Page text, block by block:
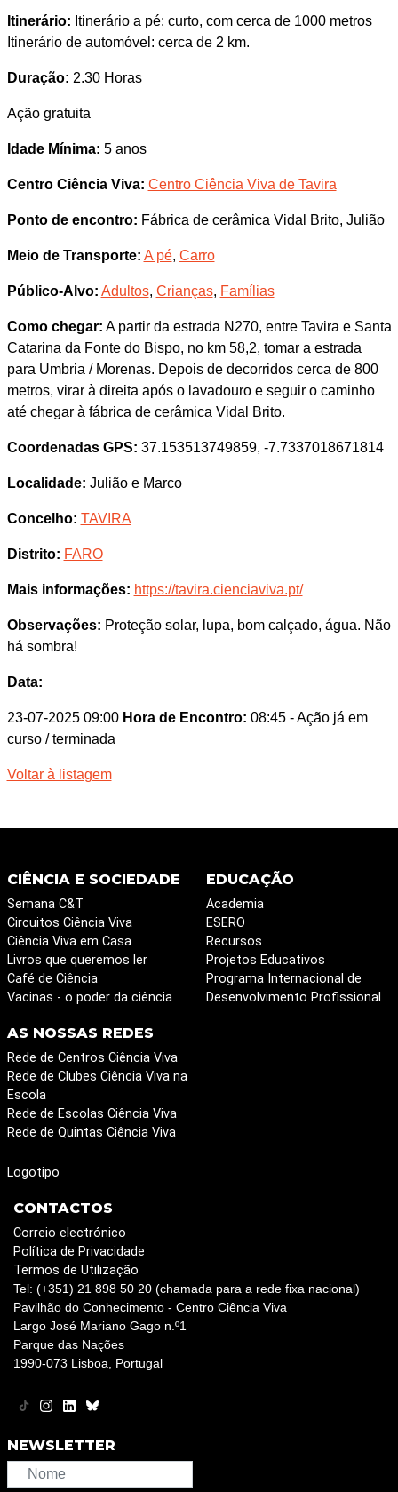
Itinerário: Itinerário a pé: curto, com cerca de 1000 metros
Itinerário de automóvel: cerca de 2 km.
Duração: 2.30 Horas
Ação gratuita
Idade Mínima: 5 anos
Centro Ciência Viva: Centro Ciência Viva de Tavira
Ponto de encontro: Fábrica de cerâmica Vidal Brito, Julião
Meio de Transporte: A pé, Carro
Público-Alvo: Adultos, Crianças, Famílias
Como chegar: A partir da estrada N270, entre Tavira e Santa
Catarina da Fonte do Bispo, no km 58,2, tomar a estrada
para Umbria / Morenas. Depois de decorridos cerca de 800
metros, virar à direita após o lavadouro e seguir o caminho
até chegar à fábrica de cerâmica Vidal Brito.
Coordenadas GPS: 37.153513749859, -7.7337018671814
Localidade: Julião e Marco
Concelho: TAVIRA
Distrito: FARO
Mais informações: https://tavira.cienciaviva.pt/
Observações: Proteção solar, lupa, bom calçado, água. Não
há sombra!
Data:
23-07-2025 09:00 Hora de Encontro: 08:45 - Ação já em
curso / terminada
Voltar à listagem
CIÊNCIA E SOCIEDADE
Semana C&T
Circuitos Ciência Viva
Ciência Viva em Casa
Livros que queremos ler
Café de Ciência
Vacinas - o poder da ciência
EDUCAÇÃO
Academia
ESERO
Recursos
Projetos Educativos
Programa Internacional de
Desenvolvimento Profissional
AS NOSSAS REDES
Rede de Centros Ciência Viva
Rede de Clubes Ciência Viva na
Escola
Rede de Escolas Ciência Viva
Rede de Quintas Ciência Viva
Logotipo
CONTACTOS
Correio electrónico
Política de Privacidade
Termos de Utilização
Tel: (+351) 21 898 50 20 (chamada para a rede fixa nacional)
Pavilhão do Conhecimento - Centro Ciência Viva
Largo José Mariano Gago n.º1
Parque das Nações
1990-073 Lisboa, Portugal
NEWSLETTER